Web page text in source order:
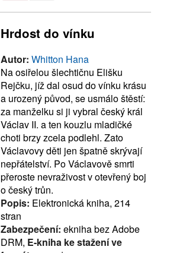
Hrdost do vínku
Autor: Whitton Hana
Na osiřelou šlechtičnu Elišku
Rejčku, jíž dal osud do vínku krásu
a urozený původ, se usmálo štěstí:
za manželku si ji vybral český král
Václav II. a ten kouzlu mladičké
choti brzy zcela podlehl. Zato
Václavovy děti jen špatně skrývají
nepřátelství. Po Václavově smrti
přeroste nevraživost v otevřený boj
o český trůn.
Popis: Elektronická kniha, 214
stran
Zabezpečení: ekniha bez Adobe
DRM, E-kniha ke stažení ve